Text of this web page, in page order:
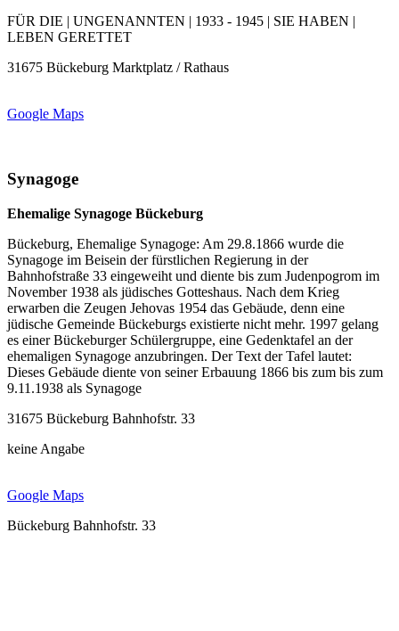
FÜR DIE | UNGENANNTEN | 1933 - 1945 | SIE HABEN |
LEBEN GERETTET
31675 Bückeburg Marktplatz / Rathaus
Google Maps
Synagoge
Ehemalige Synagoge Bückeburg
Bückeburg, Ehemalige Synagoge: Am 29.8.1866 wurde die
Synagoge im Beisein der fürstlichen Regierung in der
Bahnhofstraße 33 eingeweiht und diente bis zum Judenpogrom im
November 1938 als jüdisches Gotteshaus. Nach dem Krieg
erwarben die Zeugen Jehovas 1954 das Gebäude, denn eine
jüdische Gemeinde Bückeburgs existierte nicht mehr. 1997 gelang
es einer Bückeburger Schülergruppe, eine Gedenktafel an der
ehemaligen Synagoge anzubringen. Der Text der Tafel lautet:
Dieses Gebäude diente von seiner Erbauung 1866 bis zum bis zum
9.11.1938 als Synagoge
31675 Bückeburg Bahnhofstr. 33
keine Angabe
Google Maps
Bückeburg Bahnhofstr. 33